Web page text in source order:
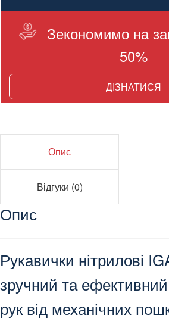
Зекономимо на
50%
ДІЗНАТИСЯ
Опис
Відгуки (0)
Опис
Рукавички нітрилові
зручний та ефективний
рук від механічних